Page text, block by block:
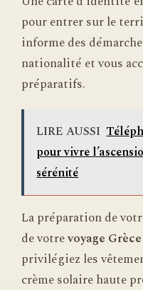
pour entrer sur le
informe des
nationalité et vous
préparatifs.
LIRE AUSSI
pour vivre
sérénité
La préparation de
de votrevoyage
privilégiez les
crème solaire haute